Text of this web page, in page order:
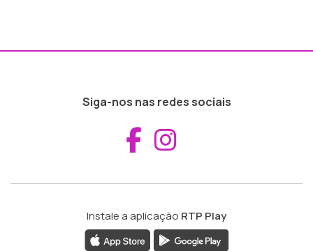
Siga-nos nas redes sociais
Aceder ao
Instale a aplicação RTP Play